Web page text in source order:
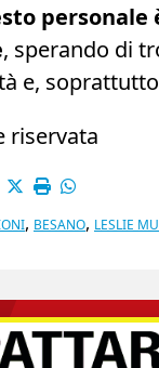
, sperando di
e,
riservata
, BESANO, LESLIE